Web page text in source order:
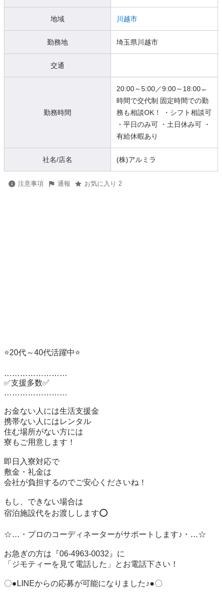
地域 川越市
勤務地 埼玉県川越市
交通
勤務時間
20:00～5:00／9:00～18:00←
時間で交代制 固定時間での勤
務も相談OK！ ・シフト相談可
・平日のみ可 ・土日休み可 ・
有給休暇あり
社名/店名 (株)アルミラ
注意事項 通報 お気に入り 2
⭐20代～40代活躍中⭐
……………………
✅支援多数✅
……………………
お金ない人には生活支援金
携帯ない人にはレンタル
住む場所がない方には
寮もご用意します！
即日入寮対応で
敷金・礼金は
会社が負担するのでご安心くださいね！
もし、できない場合は
宿泊施設代をお渡しします⭕
☆…・プロのコーディネーターがサポートします♪・…☆
お急ぎの方は『06-4963-0032』に
「ジモティーを見て電話した」とお電話下さい！
〇●LINEからの応募が可能になりました♪●〇